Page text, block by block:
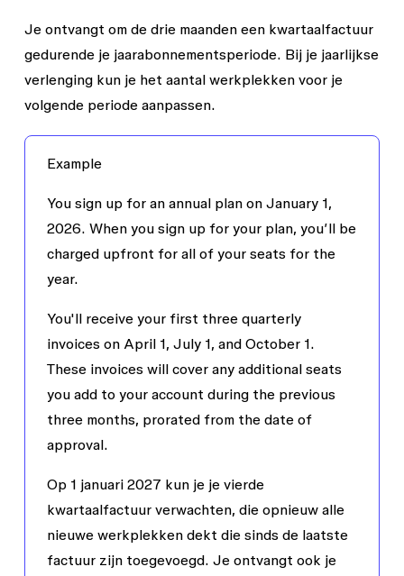
Je ontvangt om de drie maanden een kwartaalfactuur
gedurende je jaarabonnementsperiode. Bij je jaarlijkse
verlenging kun je het aantal werkplekken voor je
volgende periode aanpassen.
Example
You sign up for an annual plan on January 1,
2026. When you sign up for your plan, you’ll be
charged upfront for all of your seats for the
year.
You'll receive your first three quarterly
invoices on April 1, July 1, and October 1.
These invoices will cover any additional seats
you add to your account during the previous
three months, prorated from the date of
approval.
Op 1 januari 2027 kun je je vierde
kwartaalfactuur verwachten, die opnieuw alle
nieuwe werkplekken dekt die sinds de laatste
factuur zijn toegevoegd. Je ontvangt ook je